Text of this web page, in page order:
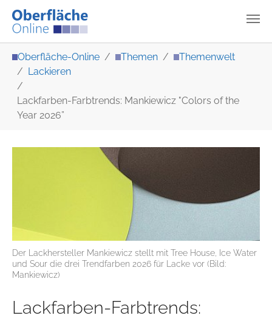
Oberfläche-Online Themen
Themenwelt
Lackieren
Lackfarben-Farbtrends: Mankiewicz "Colors of the
Year 2026”
Der Lackhersteller Mankiewicz stellt mit Tree House, Ice Water
und Sour die drei Trendfarben 2026 für Lacke vor (Bild:
Mankiewicz)
Lackfarben-Farbtrends: